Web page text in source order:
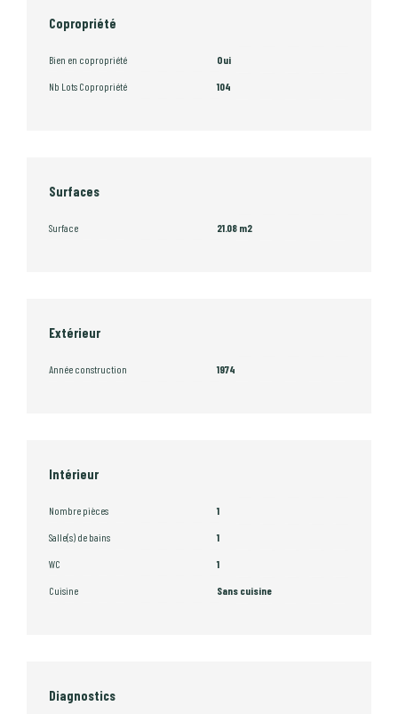
Copropriété
Bien en copropriété Oui
Nb Lots Copropriété 104
Surfaces
Surface 21.08 m2
Extérieur
Année construction 1974
Intérieur
Nombre pièces 1
Salle(s) de bains 1
WC 1
Cuisine Sans cuisine
Diagnostics